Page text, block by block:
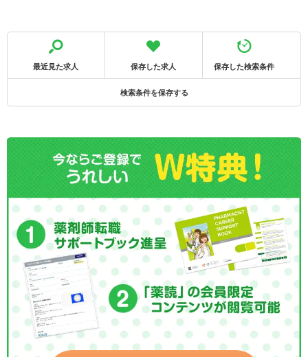
最近見た求人 保存した求人 保存した検索条件
検索条件を保存する